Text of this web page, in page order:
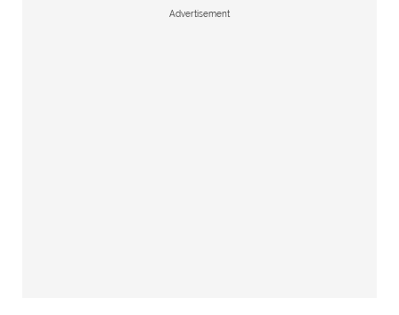
Advertisement